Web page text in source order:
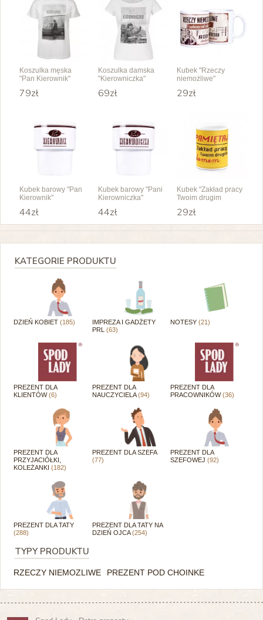
Koszulka męska
"Pan Kierownik"
79zł
Koszulka damska
"Kierowniczka"
69zł
Kubek "Rzeczy
niemożliwe"
29zł
Kubek barowy "Pan
Kierownik"
44zł
Kubek barowy "Pani
Kierowniczka"
44zł
Kubek "Zakład pracy
Twoim drugim
29zł
KATEGORIE PRODUKTU
DZIEŃ KOBIET (185)
IMPREZA I GADŻETY
PRL (63)
NOTESY(21)
PREZENT DLA
KLIENTÓW(6)
PREZENT DLA
NAUCZYCIELA(94)
PREZENT DLA
PRACOWNIKÓW(36)
PREZENT DLA
PRZYJACIÓŁKI,
KOLEŻANKI (182)
PREZENT DLA SZEFA
(77)
PREZENT DLA
SZEFOWEJ(92)
PREZENT DLA TATY
(288)
PREZENT DLA TATY NA
DZIEŃ OJCA(254)
TYPY PRODUKTU
RZECZY NIEMOZLIWE PREZENT POD CHOINKE